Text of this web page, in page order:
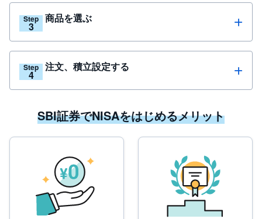
Step 商品を選ぶ
Step 注文、積立設定する
SBI証券でNISAをはじめるメリット